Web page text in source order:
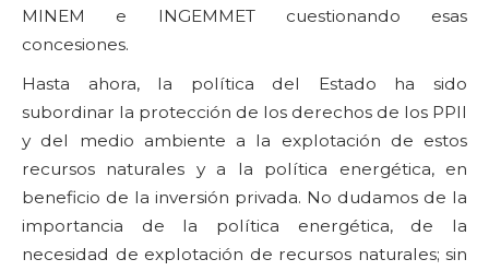
MINEM e INGEMMET cuestionando esas
concesiones.
Hasta ahora, la política del Estado ha sido
subordinar la protección de los derechos de los PPII
y del medio ambiente a la explotación de estos
recursos naturales y a la política energética, en
beneficio de la inversión privada. No dudamos de la
importancia de la política energética, de la
necesidad de explotación de recursos naturales; sin